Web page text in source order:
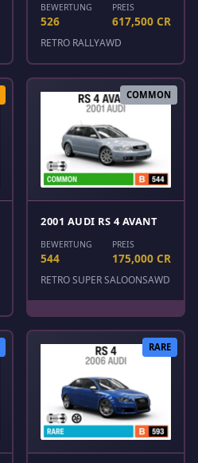
BEWERTUNG
526
PREIS
617,500 CR
RETRO RALLYAWD
COMMON
2001 AUDI RS 4 AVANT
BEWERTUNG
544
PREIS
175,000 CR
RETRO SUPER SALOONSAWD
RARE